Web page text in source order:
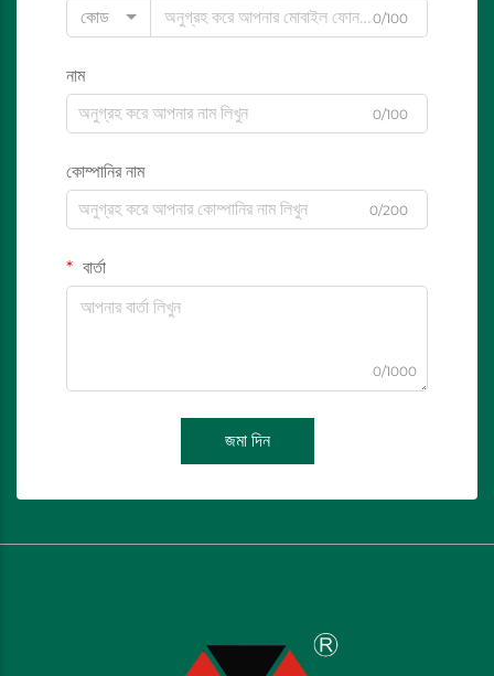
কোড
0/100
নাম
0/100
কোম্পানির নাম
0/200
বার্তা
0/1000
জমা দিন